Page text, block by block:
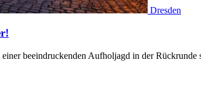
Dresden
beeindruckenden Aufholjagd in der